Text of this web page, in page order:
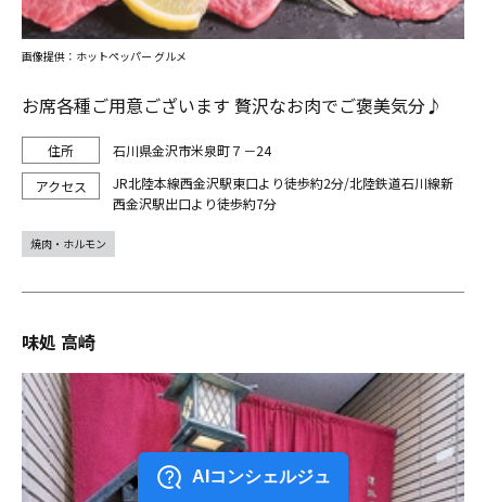
お席各種ご用意ございます 贅沢なお肉でご褒美気分♪
石川県金沢市米泉町７－24
JR北陸本線西金沢駅東口より徒歩約2分/北陸鉄道石川線新
西金沢駅出口より徒歩約7分
画像提供：ホットペッパー グルメ
焼肉・ホルモン
味処 高崎